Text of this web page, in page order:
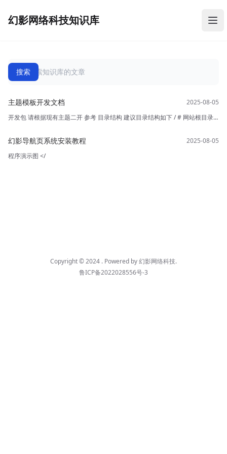
幻影网络科技知识库
幻影网络科技知识库 打
主题模板开发文档
开发包 请根据现有主题二开 参考 目录结构 建议目录结构如下 / # 网站根目录
幻影导航页系统安装教程
程序演示图 </
Copyright © 2024 . Powered by幻影网络科技.
鲁ICP备2022028556号-3